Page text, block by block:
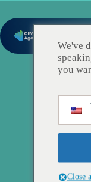
We've
you
Close